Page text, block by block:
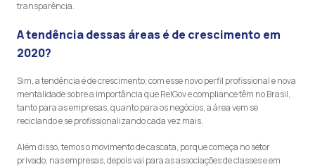
transparência.
A tendência dessas áreas é de crescimento em
2020?
Sim, a tendência é de crescimento; com esse novo perfil profissional e nova
mentalidade sobre a importância que RelGov e compliance têm no Brasil,
tanto para as empresas, quanto para os negócios, a área vem se
reciclando e se profissionalizando cada vez mais.
Além disso, temos o movimento de cascata, porque começa no setor
privado, nas empresas, depois vai para as associações de classes e em